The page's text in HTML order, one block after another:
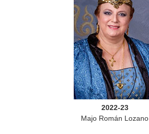
2022-23
Majo Román Lozano